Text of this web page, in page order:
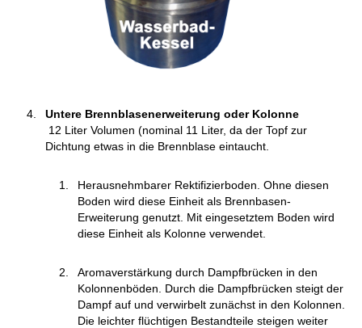
Untere Brennblasenerweiterung oder Kolonne
12 Liter Volumen (nominal 11 Liter, da der Topf zur
Dichtung etwas in die Brennblase eintaucht.
Herausnehmbarer Rektifizierboden. Ohne diesen
Boden wird diese Einheit als Brennbasen-
Erweiterung genutzt. Mit eingesetztem Boden wird
diese Einheit als Kolonne verwendet.
Aromaverstärkung durch Dampfbrücken in den
Kolonnenböden. Durch die Dampfbrücken steigt der
Dampf auf und verwirbelt zunächst in den Kolonnen.
Die leichter flüchtigen Bestandteile steigen weiter